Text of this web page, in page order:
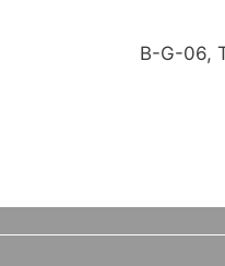
B-G-06,